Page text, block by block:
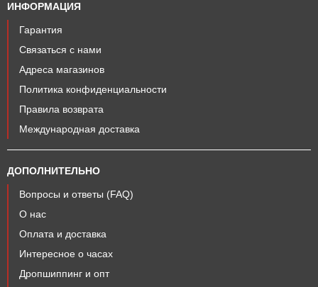
ИНФОРМАЦИЯ
Гарантия
Связаться с нами
Адреса магазинов
Политика конфиденциальности
Правила возврата
Международная доставка
ДОПОЛНИТЕЛЬНО
Вопросы и ответы (FAQ)
О нас
Оплата и доставка
Интересное о часах
Дропшиппинг и опт